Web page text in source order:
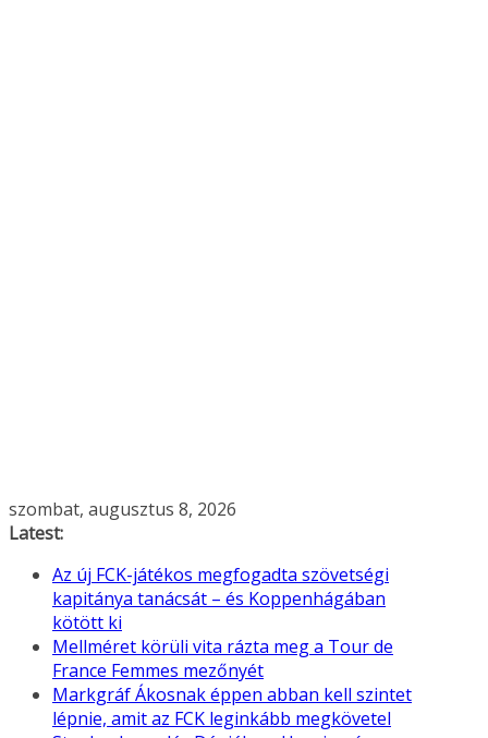
Skip
to
szombat, augusztus 8, 2026
Latest:
Az új FCK-játékos megfogadta szövetségi
kapitánya tanácsát – és Koppenhágában
kötött ki
Mellméret körüli vita rázta meg a Tour de
France Femmes mezőnyét
Markgráf Ákosnak éppen abban kell szintet
lépnie, amit az FCK leginkább megkövetel